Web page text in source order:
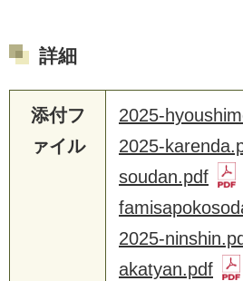
詳細
添付フ
ァイル
2025-
2025-
soudan.pdf
2025-
akatyan.pdf